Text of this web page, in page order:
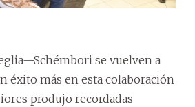
se vuelven a
éxito más en esta colaboración
produjo recordadas